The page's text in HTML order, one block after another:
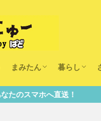
まみたん
まみたんイベント・おで
習い事・キャンペーン
幼稚園・こども園・保育
暮らし
医療
美容・健康
大人の習い
キッズ
子供の教育
子供の習い
おしごと